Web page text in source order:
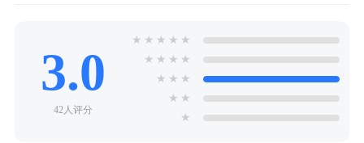
3.0
42人评分
★ ★ ★ ★ ★
★ ★ ★ ★
★ ★ ★
★ ★
★